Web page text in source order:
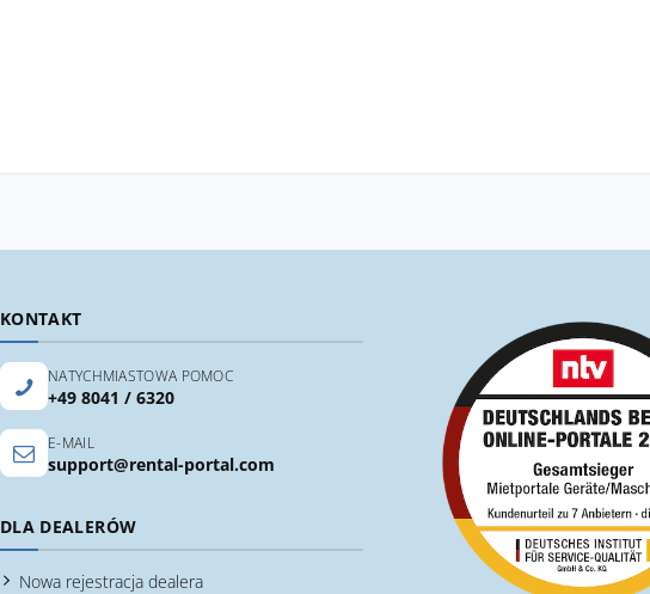
KONTAKT
NATYCHMIASTOWA POMOC
+49 8041 / 6320
E-MAIL
support@rental-portal.com
DLA DEALERÓW
Nowa rejestracja dealera